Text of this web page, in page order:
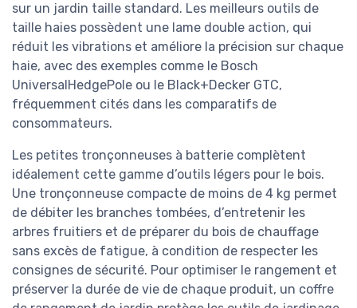
sur un jardin taille standard. Les meilleurs outils de
taille haies possèdent une lame double action, qui
réduit les vibrations et améliore la précision sur chaque
haie, avec des exemples comme le Bosch
UniversalHedgePole ou le Black+Decker GTC,
fréquemment cités dans les comparatifs de
consommateurs.
Les petites tronçonneuses à batterie complètent
idéalement cette gamme d’outils légers pour le bois.
Une tronçonneuse compacte de moins de 4 kg permet
de débiter les branches tombées, d’entretenir les
arbres fruitiers et de préparer du bois de chauffage
sans excès de fatigue, à condition de respecter les
consignes de sécurité. Pour optimiser le rangement et
préserver la durée de vie de chaque produit, un coffre